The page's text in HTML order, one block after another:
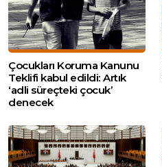
Çocukları Koruma Kanunu
Teklifi kabul edildi: Artık
‘adli süreçteki çocuk’
denecek